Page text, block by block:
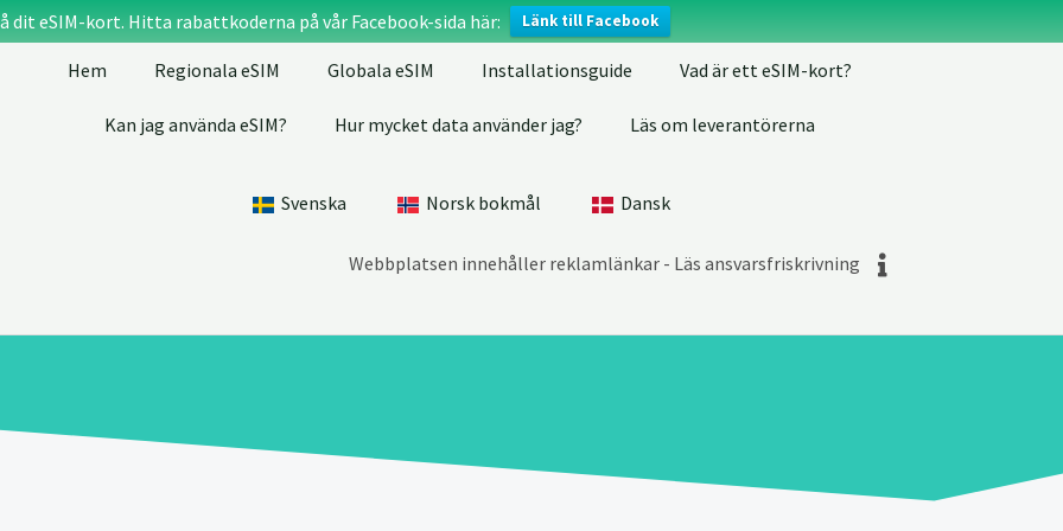
dit eSIM-kort. Hitta rabattkoderna på vår Facebook-sida här: Länk till Facebook
Hem Regionala eSIM Globala eSIM Installationsguide Vad är ett eSIM-kort?
Kan jag använda eSIM? Hur mycket data använder jag? Läs om leverantörerna
Svenska Norsk bokmål Dansk
Webbplatsen innehåller reklamlänkar - Läs ansvarsfriskrivning